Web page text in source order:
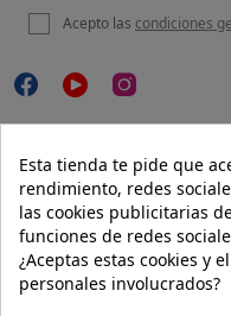
NUESTRA WEB
AYUDA
Acepto las condiciones
Esta tienda te pide que
rendimiento, redes
las cookies publicitarias
funciones de redes
¿Aceptas estas cookies y
personales involucrados?